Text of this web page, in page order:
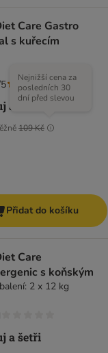
Care Gastro
s kuřecím
109 Kč
Nejnižší cena za
posledních 30
dní před slevou
(9)
Přidat do košíku
Care
s koňským
2 x 12 kg